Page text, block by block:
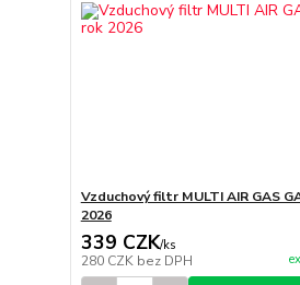
Vzduchový filtr MULTI AIR GAS
2026
339 CZK/ks
280 CZK bez DPH